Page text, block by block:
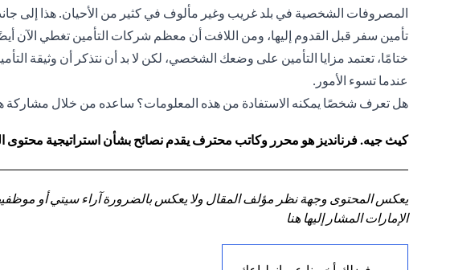
المصروفات الشخصية في بلد غريب وغير مألوف في كثير من الأحيان. هذا إلى
تأمين سفر قبل القدوم إليها، ومن اللافت أن معظم شركات التأمين تغطي الآن أيضًا النفقات
ختامًا، تعتمد مزايا التأمين على وضعك الشخصي، لكن لا بد أن نتذكر أن وثيقة
عندما تسوء الأمور.
هل تعرف شخصًا يمكنه الاستفادة من هذه المعلومات؟ ساعده من خلال مشاركة
كيث جيه. فرنانديز هو محرر وكاتب محترف يقدم نصائح بشأن استراتيجية محتوى
يعكس المحتوى وجهة نظر مؤلف المقال ولا يعكس بالضرورة آراء سيتي أو
الإمارات المشار إليها هنا